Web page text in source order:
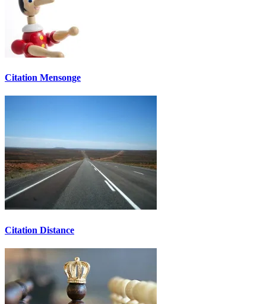
Citation Mensonge
Citation Distance